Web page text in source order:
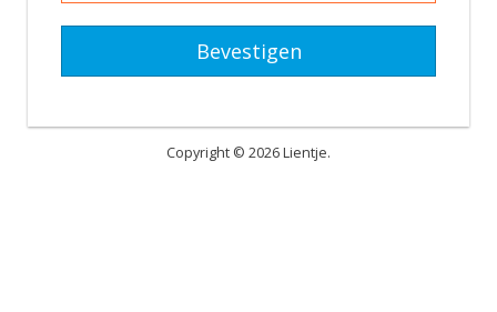
Bevestigen
Copyright © 2026 Lientje.